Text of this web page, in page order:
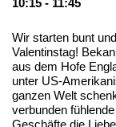
10:15 - 11:45
Wir starten bunt
Valentinstag!
aus dem Hofe
unter US-
ganzen Welt
verbunden
Geschäfte die